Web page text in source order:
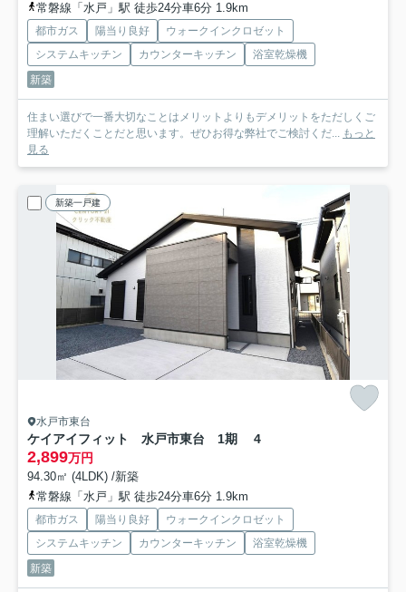
常磐線「水戸」駅 徒歩24分車6分 1.9km
都市ガス 陽当り良好
ウォークインクロゼット
システムキッチン
カウンターキッチン
浴室乾燥機
新築
住まい選びで一番大切なことはメリットよりもデメリットをただしくご
理解いただくことだと思います。ぜひお得な弊社でご検討くだ... もっと
見る
新築一戸建
水戸市東台
ケイアイフィット 水戸市東台 1期 4
2,899万円
94.30㎡ (4LDK) /新築
常磐線「水戸」駅 徒歩24分車6分 1.9km
都市ガス 陽当り良好
ウォークインクロゼット
システムキッチン
カウンターキッチン
浴室乾燥機
新築